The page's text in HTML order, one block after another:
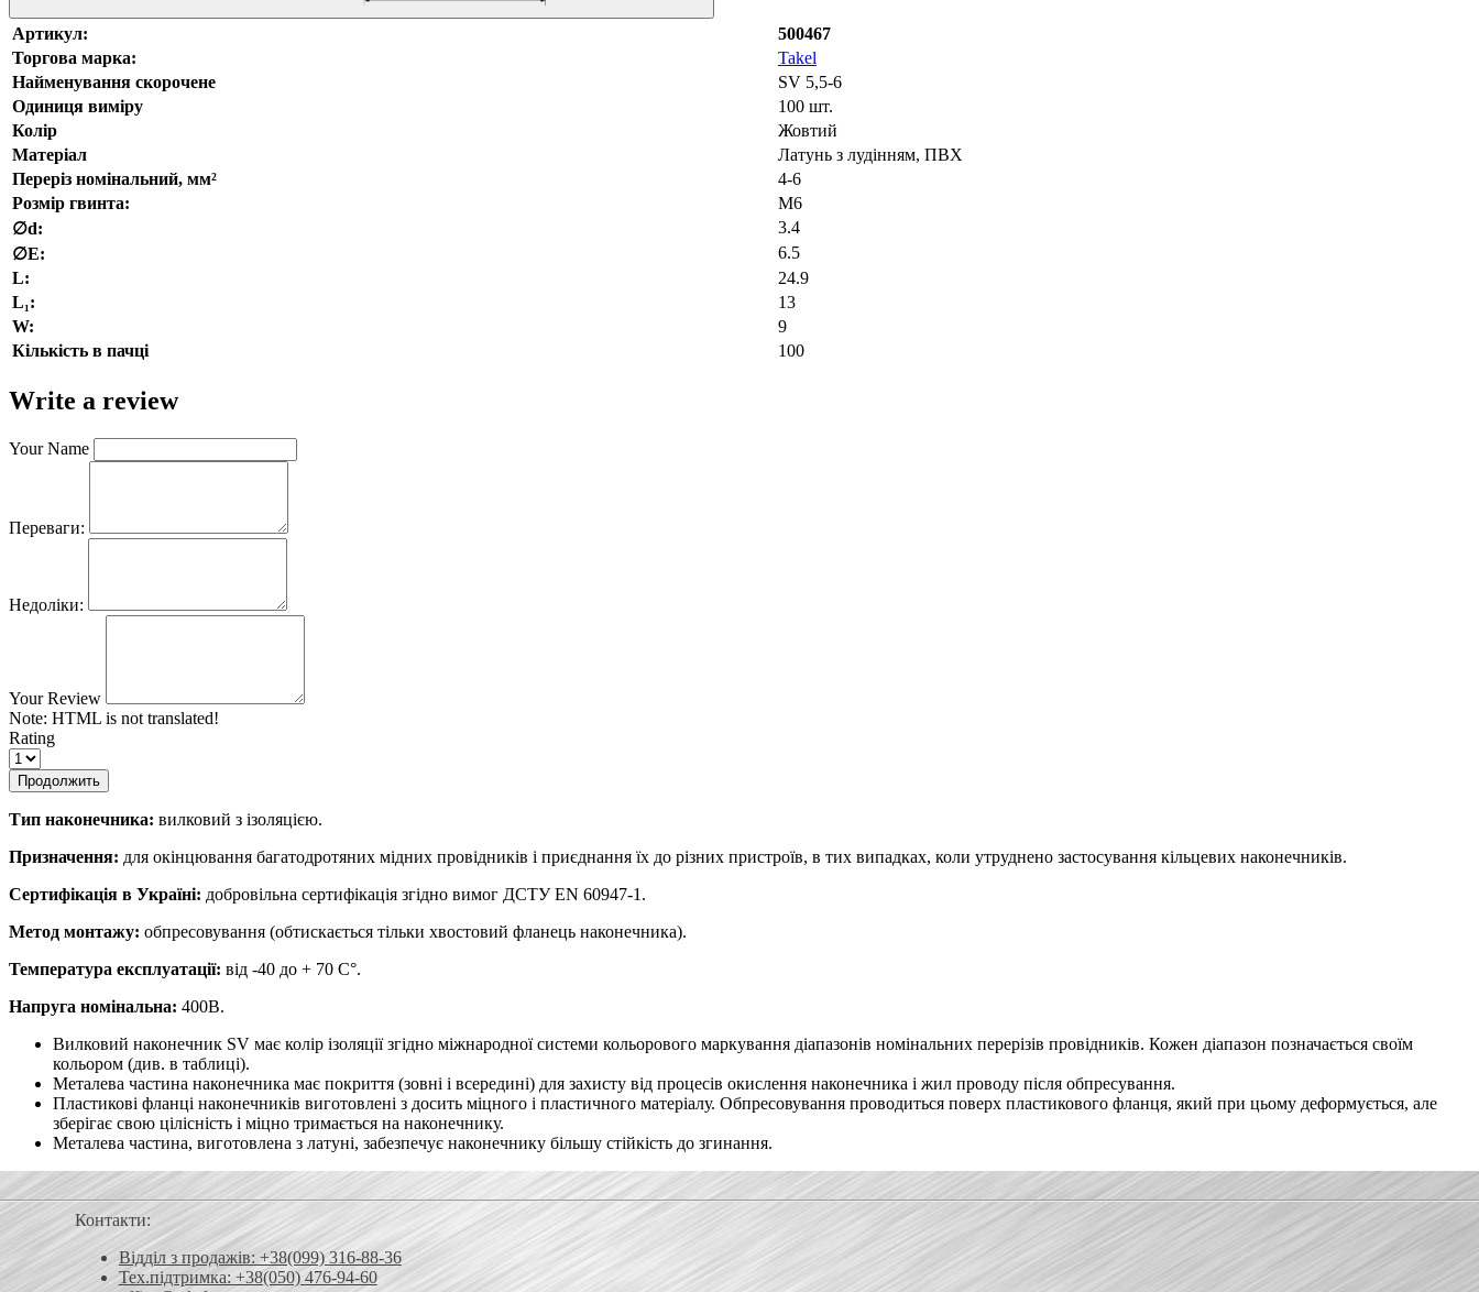
Артикул:
500467
Торгова марка:
Takel
Найменування скорочене
SV 5,5-6
Одиниця виміру
100 шт.
Колір
Жовтий
Матеріал
Латунь з лудінням, ПВХ
Переріз номінальний, мм²
4-6
Розмір гвинта:
M6
∅d:
3.4
∅E:
6.5
L:
24.9
L₁:
13
W:
9
Кількість в пачці
100
Write a review
Your Name
Переваги:
Недоліки:
Your Review
Note: HTML is not translated!
Rating
Продолжить
Тип наконечника: вилковий з ізоляцією.
Призначення: для окінцювання багатодротяних мідних провідників і приєднання їх до різних пристроїв, в тих випадках, коли утруднено застосування кільцевих наконечників.
Сертифікація в Україні: добровільна сертифікація згідно вимог ДСТУ EN 60947-1.
Метод монтажу: обпресовування (обтискається тільки хвостовий фланець наконечника).
Температура експлуатації: від -40 до + 70 С°.
Напруга номінальна: 400В.
Вилковий наконечник SV має колір ізоляції згідно міжнародної системи кольорового маркування діапазонів номінальних перерізів провідників. Кожен діапазон позначається своїм
кольором (див. в таблиці).
Металева частина наконечника має покриття (зовні і всередині) для захисту від процесів окислення наконечника і жил проводу після обпресування.
Пластикові фланці наконечників виготовлені з досить міцного і пластичного матеріалу. Обпресовування проводиться поверх пластикового фланця, який при цьому деформується, але
зберігає свою цілісність і міцно тримається на наконечнику.
Металева частина, виготовлена ​​з латуні, забезпечує наконечнику більшу стійкість до згинання.
Контакти:
Відділ з продажів: +38(099) 316-88-36
Тех.підтримка: +38(050) 476-94-60